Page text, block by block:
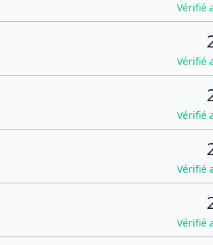
Vérifié
Vérifié
Vérifié
Vérifié
Vérifié